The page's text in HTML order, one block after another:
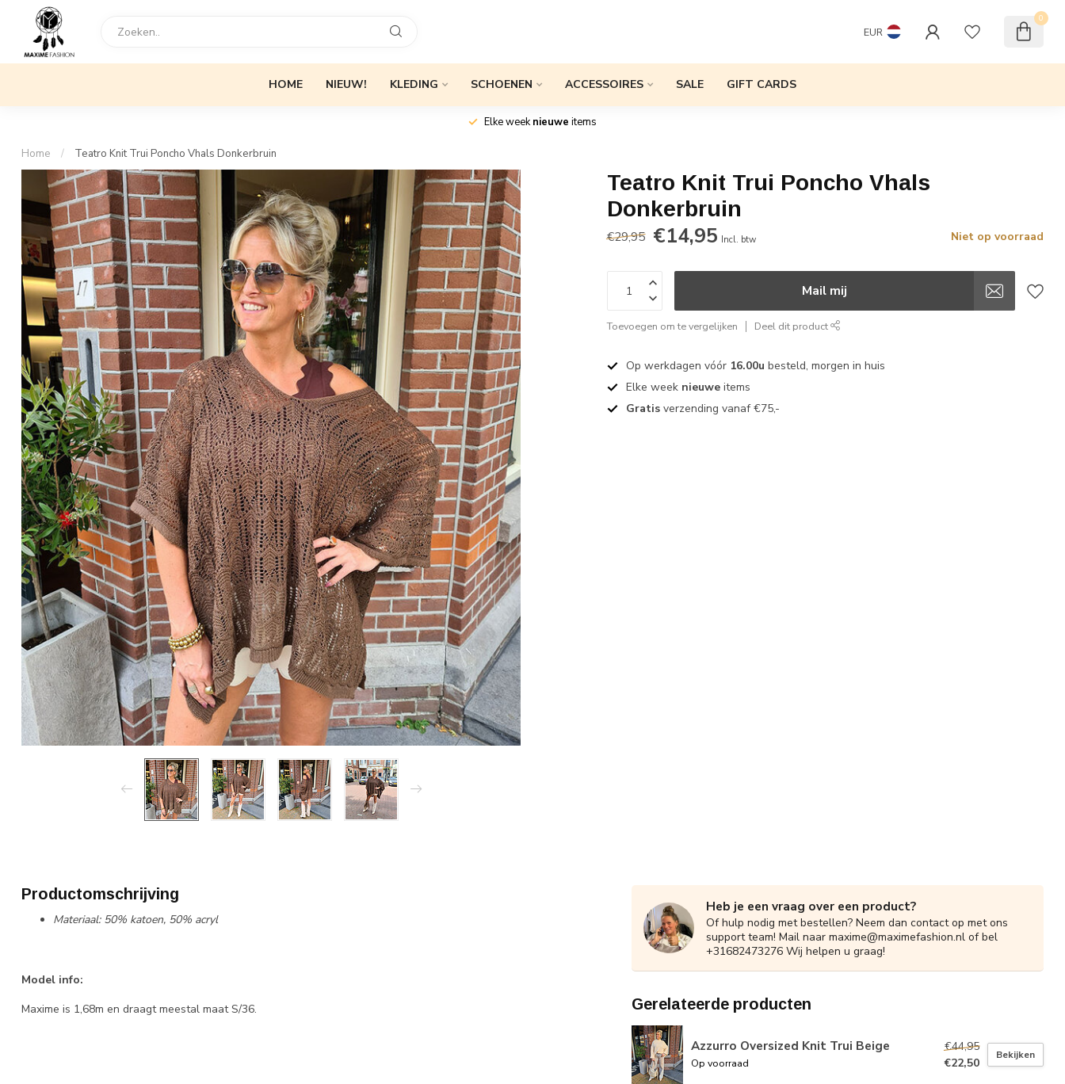
EUR
0
HOME NIEUW! KLEDING SCHOENEN ACCESSOIRES SALE GIFT CARDS
Elke weeknieuwe items
Home / Teatro Knit Trui Poncho Vhals Donkerbruin
Teatro Knit Trui Poncho Vhals
Donkerbruin
€29,95 €14,95 Incl. btw Niet op voorraad
Mail mij
Toevoegen om te vergelijken Deel dit product
Op werkdagen vóór 16.00u besteld, morgen in huis
Elke week nieuwe items
Gratis verzending vanaf €75,-
Productomschrijving
Materiaal: 50% katoen, 50% acryl
Model info:
Maxime is 1,68m en draagt meestal maat S/36.
Heb je een vraag over een product?
Of hulp nodig met bestellen? Neem dan contact op met ons
support team! Mail naar maxime@maximefashion.nl of bel
+31682473276 Wij helpen u graag!
Gerelateerde producten
Azzurro Oversized Knit Trui Beige
Op voorraad
€44,95
€22,50
Bekijken